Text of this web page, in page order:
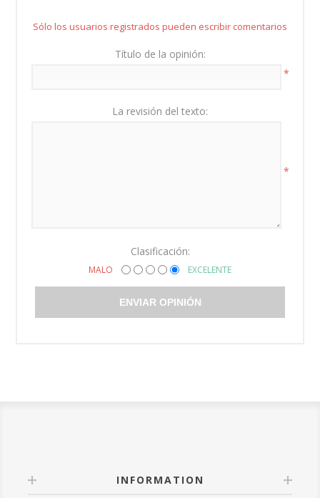
Sólo los usuarios registrados pueden escribir comentarios
Título de la opinión:
*
La revisión del texto:
*
Clasificación:
MALO EXCELENTE
ENVIAR OPINIÓN
INFORMATION